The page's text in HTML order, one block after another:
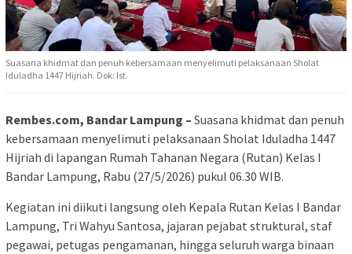
Suasana khidmat dan penuh kebersamaan menyelimuti pelaksanaan Sholat
Iduladha 1447 Hijriah. Dok: Ist.
Rembes.com, Bandar Lampung – Suasana khidmat dan penuh
kebersamaan menyelimuti pelaksanaan Sholat Iduladha 1447
Hijriah di lapangan Rumah Tahanan Negara (Rutan) Kelas I
Bandar Lampung, Rabu (27/5/2026) pukul 06.30 WIB.
Kegiatan ini diikuti langsung oleh Kepala Rutan Kelas I Bandar
Lampung, Tri Wahyu Santosa, jajaran pejabat struktural, staf
pegawai, petugas pengamanan, hingga seluruh warga binaan